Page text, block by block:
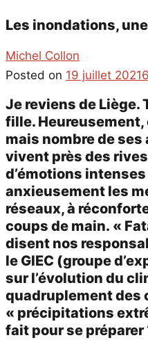
Les inondations,
Michel Collon
Posted on 19 juillet 2021
Je reviens de Liège.
fille.
mais nombre de
vivent près des
d’émotions
anxieusement les
réseaux, à
coups de main. «
disent nos
le GIEC (groupe
sur l’évolution du
quadruplement des
« précipitations
fait pour se préparer